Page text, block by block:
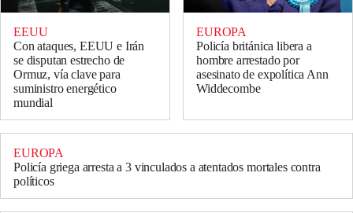
EEUU
Con ataques, EEUU e Irán
se disputan estrecho de
Ormuz, vía clave para
suministro energético
mundial
EUROPA
Policía británica libera a
hombre arrestado por
asesinato de expolítica Ann
Widdecombe
EUROPA
Policía griega arresta a 3 vinculados a atentados mortales contra
políticos